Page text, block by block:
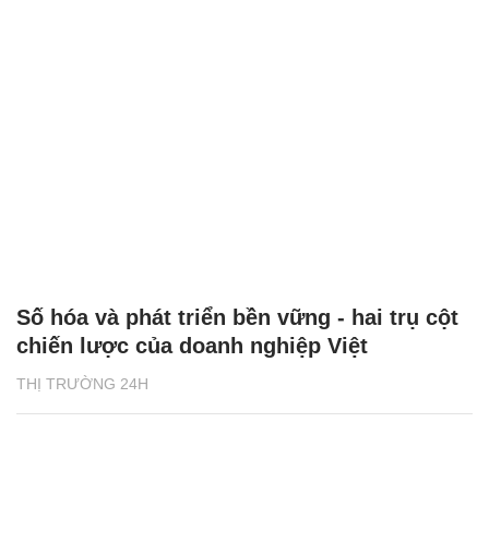
THỊ TRƯỜNG 24H
Số hóa và phát triển bền vững - hai trụ cột
chiến lược của doanh nghiệp Việt